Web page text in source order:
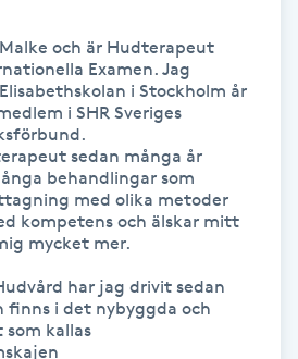
och är Hudterapeut
Examen. Jag
i Stockholm år
i SHR Sveriges
sedan många år
behandlingar som
med olika metoder
kompetens och älskar mitt
mycket mer.
har jag drivit sedan
finns i det nybyggda och
som kallas